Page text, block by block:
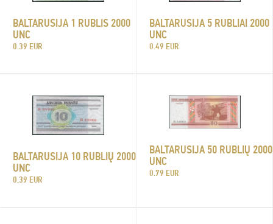
BALTARUSIJA 1 RUBLIS 2000
UNC
0.39 EUR
BALTARUSIJA 5 RUBLIAI 2000
UNC
0.49 EUR
BALTARUSIJA 10 RUBLIŲ 2000
UNC
0.39 EUR
BALTARUSIJA 50 RUBLIŲ 2000
UNC
0.79 EUR